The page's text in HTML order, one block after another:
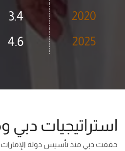
2020
3.4
2025
4.6
استراتيجيات دبي
حققت دبي منذ تأسيس دولة الإمارات